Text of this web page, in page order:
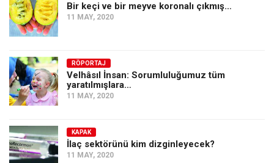
Bir keçi ve bir meyve koronalı çıkmış…
11 MAY, 2020
RÖPORTAJ
Velhâsıl İnsan: Sorumluluğumuz tüm
yaratılmışlara…
11 MAY, 2020
KAPAK
İlaç sektörünü kim dizginleyecek?
11 MAY, 2020